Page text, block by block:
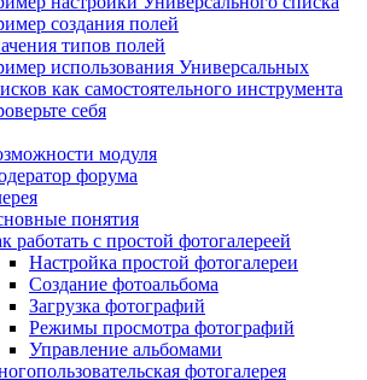
создания полей
типов полей
использования Универсальных
как самостоятельного инструмента
себя
модуля
форума
понятия
работать с простой фотогалереей
Настройка простой фотогалереи
Создание фотоальбома
Загрузка фотографий
Режимы просмотра фотографий
Управление альбомами
фотогалерея